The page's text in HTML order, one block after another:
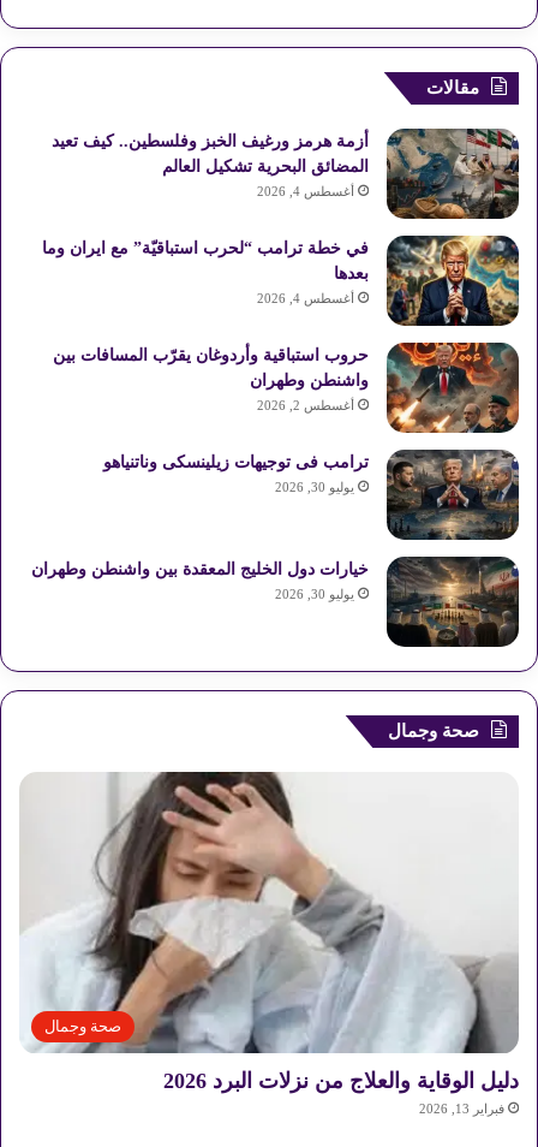
ي
س
و
ك
X
ي
ي
ي
ت
Y
T
b
ن
ق
ل
م
ق
R
مقالات
أزمة هرمز ورغيف الخبز وفلسطين.. كيف تعيد
المضائق البحرية تشكيل العالم
أغسطس 4, 2026
في خطة ترامب “لحرب استباقيّة” مع ايران وما
بعدها
أغسطس 4, 2026
حروب استباقية وأردوغان يقرّب المسافات بين
واشنطن وطهران
أغسطس 2, 2026
ترامب فى توجيهات زيلينسكى وناتنياهو
يوليو 30, 2026
خيارات دول الخليج المعقدة بين واشنطن وطهران
يوليو 30, 2026
صحة وجمال
صحة وجمال
دليل الوقاية والعلاج من نزلات البرد 2026
فبراير 13, 2026